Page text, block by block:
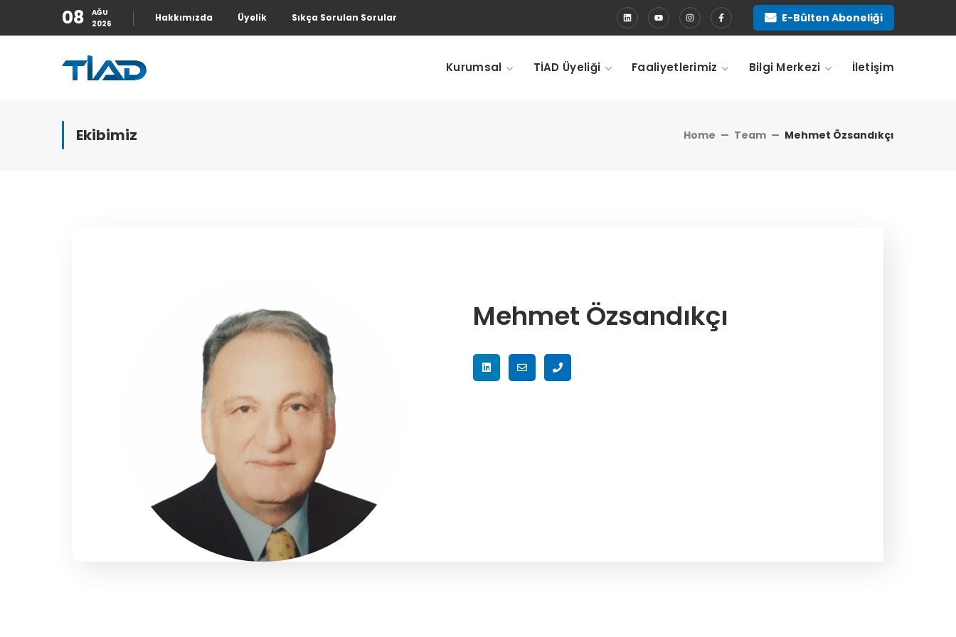
08
AĞU
2026
Hakkımızda Üyelik Sıkça Sorulan Sorular E-Bülten Aboneliği
Kurumsal TİAD Üyeliği Faaliyetlerimiz Bilgi Merkezi İletişim
Ekibimiz Home Team Mehmet Özsandıkçı
Mehmet Özsandıkçı